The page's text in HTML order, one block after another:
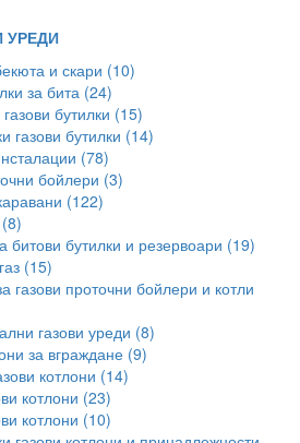
УРЕДИ
и скари (10)
за бита (24)
бутилки (15)
газови бутилки (14)
(78)
бойлери (3)
(122)
битови бутилки и резервоари (19)
(15)
газови проточни бойлери и котли
газови уреди (8)
за вграждане (9)
котлони (14)
котлони (23)
котлони (10)